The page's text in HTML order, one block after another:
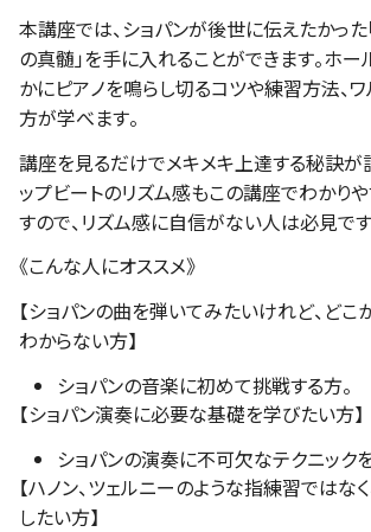
本講座では、ショパンが後世に伝えたかった
の真髄」を手に入れることができます。ホ
かにピアノを鳴らし切るコツや練習方法、
方が学べます。
講座を見るだけでメキメキ上達する秘訣が
ップビートのリズム感もこの講座でわかり
すので、リズム感に自信がない人は必見です
《こんな人にオススメ》
【ショパンの曲を弾いてみたいけれど、ど
わからない方】
ショパンの音楽に初めて挑戦する方。
【ショパン演奏に必要な基礎を学びたい方】
ショパンの演奏に不可欠なテクニック
【ハノン、ツェルニーのような指練習ではな
したい方】